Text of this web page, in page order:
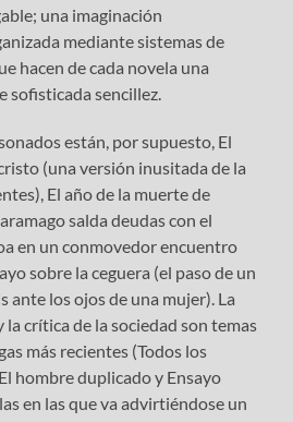
una imaginación
mediante sistemas de
hacen de cada novela una
sofisticada sencillez.
están, por supuesto, El
(una versión inusitada de la
El año de la muerte de
salda deudas con el
en un conmovedor encuentro
sobre la ceguera (el paso de un
ante los ojos de una mujer). La
crítica de la sociedad son temas
más recientes (Todos los
hombre duplicado y Ensayo
en las que va advirtiéndose un